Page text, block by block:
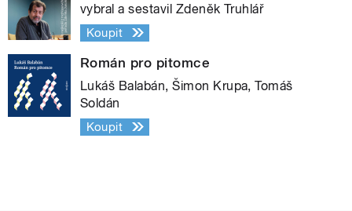
vybral a sestavil Zdeněk Truhlář
Koupit
Román pro pitomce
Lukáš Balabán, Šimon Krupa, Tomáš
Soldán
Koupit